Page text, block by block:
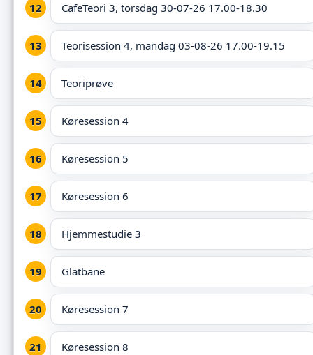
CafeTeori 3, torsdag 30-07-26 17.00-18.30
Teorisession 4, mandag 03-08-26 17.00-19.15
Teoriprøve
Køresession 4
Køresession 5
Køresession 6
Hjemmestudie 3
Glatbane
Køresession 7
Køresession 8